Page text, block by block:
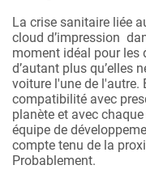
La crise sanitaire liée
cloud d’impression
moment idéal pour les
d’autant plus qu’elles
voiture l'une de l'autre.
compatibilité avec
planète et avec
équipe de
compte tenu de la
Probablement.